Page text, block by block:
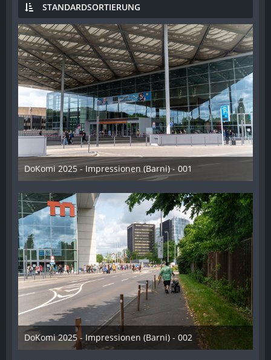
STANDARDSORTIERUNG
DoKomi 2025 - Impressionen (Barni) - 001
16. Juli 2025
DoKomi 2025 - Impressionen (Barni) - 002
16. Juli 2025